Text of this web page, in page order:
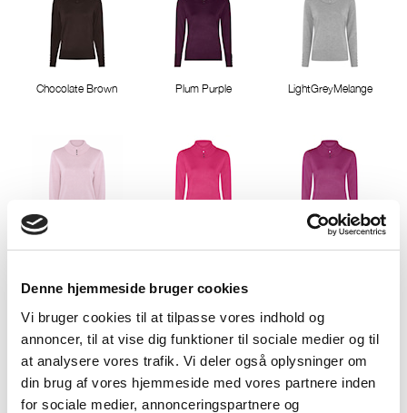
Denne hjemmeside bruger cookies
Vi bruger cookies til at tilpasse vores indhold og
annoncer, til at vise dig funktioner til sociale medier og til
at analysere vores trafik. Vi deler også oplysninger om
din brug af vores hjemmeside med vores partnere inden
for sociale medier, annonceringspartnere og
Chocolate Brown Plum Purple LightGreyMelange
Deep Lavender Classic Red